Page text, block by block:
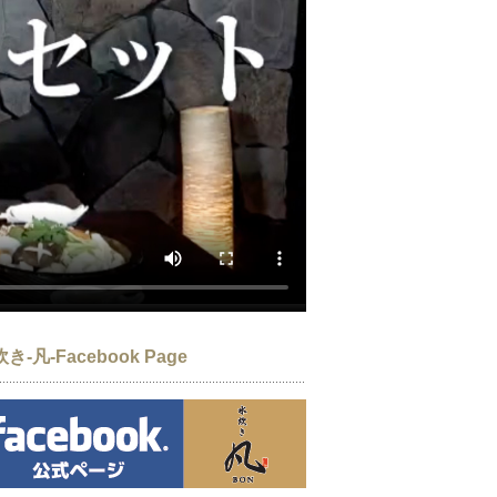
き-凡-Facebook Page